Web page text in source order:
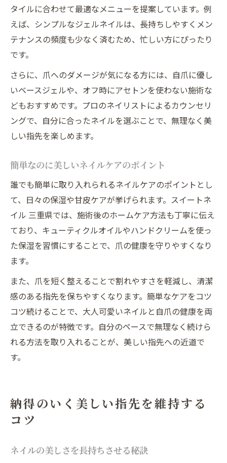
タイルに合わせて最適なメニューを提案しています。例
えば、シンプルなジェルネイルは、長持ちしやすくメン
テナンスの頻度も少なく済むため、忙しい方にぴったり
です。
さらに、爪へのダメージが気になる方には、自爪に優し
いベースジェルや、オフ時にアセトンを使わない施術な
どもおすすめです。プロのネイリストによるカウンセリ
ングで、自分に合ったネイルを選ぶことで、無理なく美
しい指先を楽しめます。
簡単なのに美しいネイルケアのポイント
誰でも簡単に取り入れられるネイルケアのポイントとし
て、日々の保湿や甘皮ケアが挙げられます。スイートネ
イル 三重県では、施術後のホームケア方法も丁寧に伝え
ており、キューティクルオイルやハンドクリームを使っ
た保湿を習慣にすることで、爪の健康を守りやすくなり
ます。
また、爪を短く整えることで割れやすさを軽減し、清潔
感のある指先を保ちやすくなります。簡単なケアをコツ
コツ続けることで、大人可愛いネイルと自爪の健康を両
立できるのが特徴です。自分のペースで無理なく続けら
れる方法を取り入れることが、美しい指先への近道で
す。
納得のいく美しい指先を維持する
コツ
ネイルの美しさを長持ちさせる秘訣